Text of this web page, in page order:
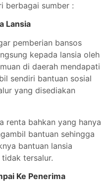
berbagai sumber :
Lansia
pemberian bansos
kepada lansia oleh
di daerah mendapati
sendiri bantuan sosial
yang disediakan
renta bahkan yang hanya
bantuan sehingga
bantuan lansia
tersalur.
Ke Penerima